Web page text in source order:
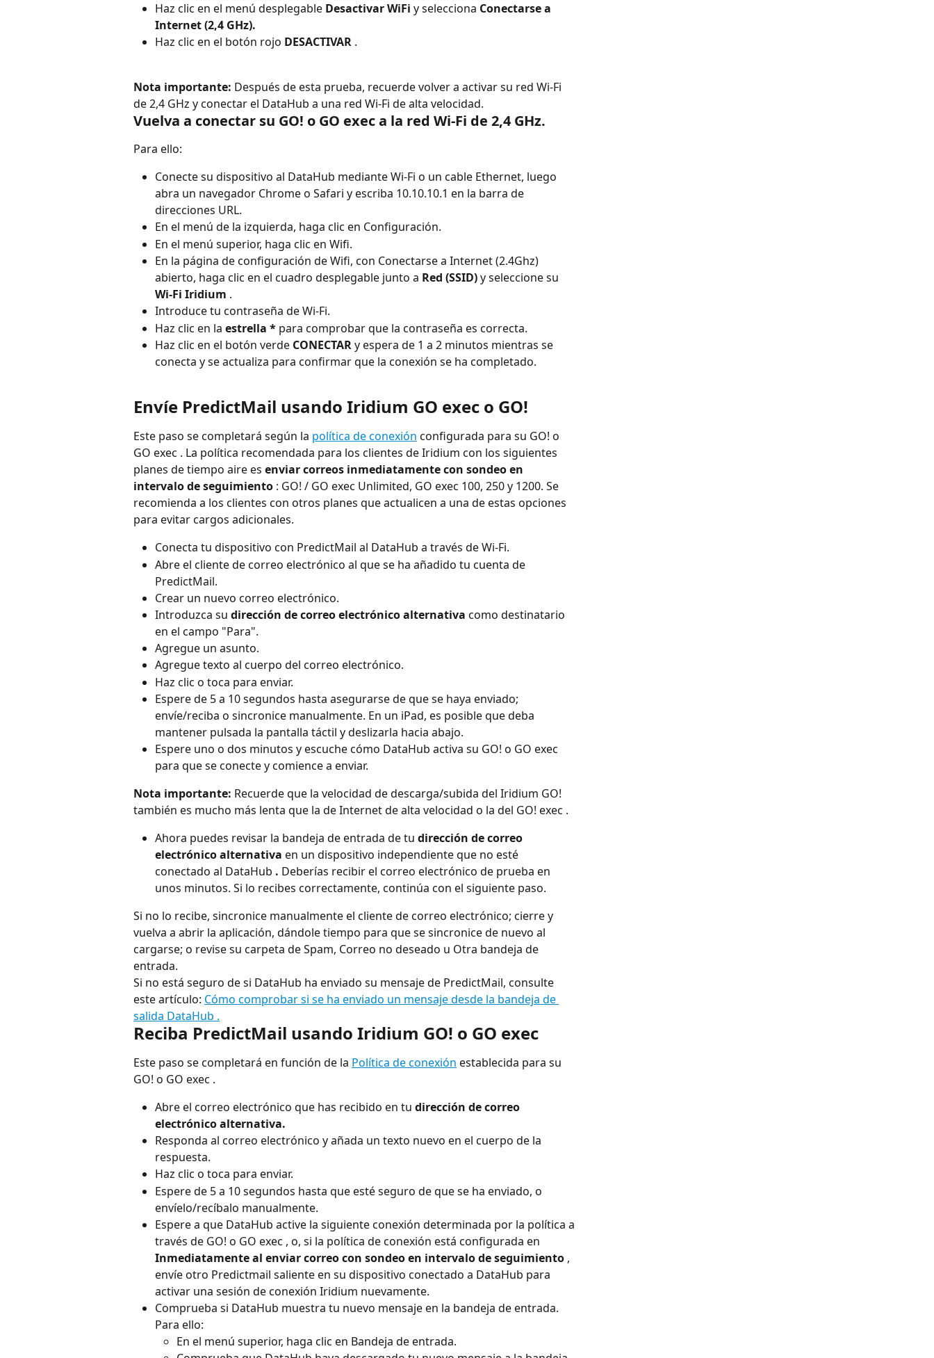
Haz clic en el menú desplegable Desactivar WiFi y selecciona Conectarse a
Internet (2,4 GHz).
Haz clic en el botón rojo DESACTIVAR .
Nota importante: Después de esta prueba, recuerde volver a activar su red Wi-Fi
de 2,4 GHz y conectar el DataHub a una red Wi-Fi de alta velocidad.
Vuelva a conectar su GO! o GO exec a la red Wi-Fi de 2,4 GHz.
Para ello:
Conecte su dispositivo al DataHub mediante Wi-Fi o un cable Ethernet, luego
abra un navegador Chrome o Safari y escriba 10.10.10.1 en la barra de
direcciones URL.
En el menú de la izquierda, haga clic en Configuración.
En el menú superior, haga clic en Wifi.
En la página de configuración de Wifi, con Conectarse a Internet (2.4Ghz)
abierto, haga clic en el cuadro desplegable junto a Red (SSID) y seleccione su
Wi-Fi Iridium .
Introduce tu contraseña de Wi-Fi.
Haz clic en la estrella * para comprobar que la contraseña es correcta.
Haz clic en el botón verde CONECTAR y espera de 1 a 2 minutos mientras se
conecta y se actualiza para confirmar que la conexión se ha completado.
Envíe PredictMail usando Iridium GO exec o GO!
Este paso se completará según la política de conexión configurada para su GO! o
GO exec . La política recomendada para los clientes de Iridium con los siguientes
planes de tiempo aire es enviar correos inmediatamente con sondeo en
intervalo de seguimiento : GO! / GO exec Unlimited, GO exec 100, 250 y 1200. Se
recomienda a los clientes con otros planes que actualicen a una de estas opciones
para evitar cargos adicionales.
Conecta tu dispositivo con PredictMail al DataHub a través de Wi-Fi.
Abre el cliente de correo electrónico al que se ha añadido tu cuenta de
PredictMail.
Crear un nuevo correo electrónico.
Introduzca su dirección de correo electrónico alternativa como destinatario
en el campo "Para".
Agregue un asunto.
Agregue texto al cuerpo del correo electrónico.
Haz clic o toca para enviar.
Espere de 5 a 10 segundos hasta asegurarse de que se haya enviado;
envíe/reciba o sincronice manualmente. En un iPad, es posible que deba
mantener pulsada la pantalla táctil y deslizarla hacia abajo.
Espere uno o dos minutos y escuche cómo DataHub activa su GO! o GO exec
para que se conecte y comience a enviar.
Nota importante: Recuerde que la velocidad de descarga/subida del Iridium GO!
también es mucho más lenta que la de Internet de alta velocidad o la del GO! exec .
Ahora puedes revisar la bandeja de entrada de tu dirección de correo
electrónico alternativa en un dispositivo independiente que no esté
conectado al DataHub . Deberías recibir el correo electrónico de prueba en
unos minutos. Si lo recibes correctamente, continúa con el siguiente paso.
Si no lo recibe, sincronice manualmente el cliente de correo electrónico; cierre y
vuelva a abrir la aplicación, dándole tiempo para que se sincronice de nuevo al
cargarse; o revise su carpeta de Spam, Correo no deseado u Otra bandeja de
entrada.
Si no está seguro de si DataHub ha enviado su mensaje de PredictMail, consulte
este artículo: Cómo comprobar si se ha enviado un mensaje desde la bandeja de
salida DataHub .
Reciba PredictMail usando Iridium GO! o GO exec
Este paso se completará en función de la Política de conexión establecida para su
GO! o GO exec .
Abre el correo electrónico que has recibido en tu dirección de correo
electrónico alternativa.
Responda al correo electrónico y añada un texto nuevo en el cuerpo de la
respuesta.
Haz clic o toca para enviar.
Espere de 5 a 10 segundos hasta que esté seguro de que se ha enviado, o
envíelo/recíbalo manualmente.
Espere a que DataHub active la siguiente conexión determinada por la política a
través de GO! o GO exec , o, si la política de conexión está configurada en
Inmediatamente al enviar correo con sondeo en intervalo de seguimiento ,
envíe otro Predictmail saliente en su dispositivo conectado a DataHub para
activar una sesión de conexión Iridium nuevamente.
Comprueba si DataHub muestra tu nuevo mensaje en la bandeja de entrada.
Para ello:
En el menú superior, haga clic en Bandeja de entrada.